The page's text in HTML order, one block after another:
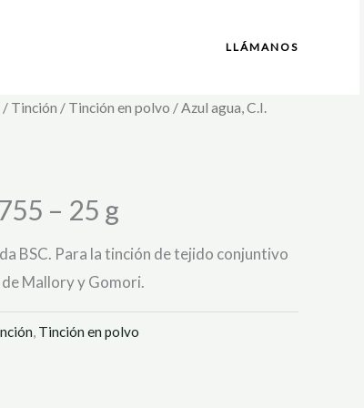
LLÁMANOS
/ Tinción / Tinción en polvo / Azul agua, C.I.
– 25 g
BSC. Para la tinción de tejido conjuntivo
Mallory y Gomori.
, Tinción en polvo